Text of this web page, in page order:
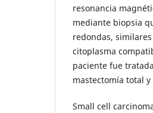
resonancia
mediante biopsia
redondas,
citoplasma
paciente fue
mastectomía total
Small cell